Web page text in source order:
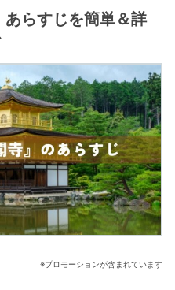
らすじを簡単＆詳
※プロモーションが含まれています